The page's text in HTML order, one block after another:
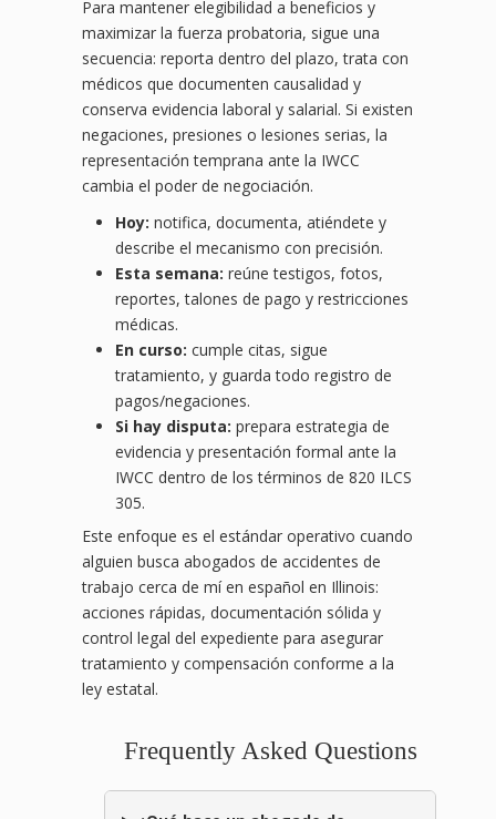
Para mantener elegibilidad a beneficios y
maximizar la fuerza probatoria, sigue una
secuencia: reporta dentro del plazo, trata con
médicos que documenten causalidad y
conserva evidencia laboral y salarial. Si existen
negaciones, presiones o lesiones serias, la
representación temprana ante la IWCC
cambia el poder de negociación.
Hoy: notifica, documenta, atiéndete y
describe el mecanismo con precisión.
Esta semana: reúne testigos, fotos,
reportes, talones de pago y restricciones
médicas.
En curso: cumple citas, sigue
tratamiento, y guarda todo registro de
pagos/negaciones.
Si hay disputa: prepara estrategia de
evidencia y presentación formal ante la
IWCC dentro de los términos de 820 ILCS
305.
Este enfoque es el estándar operativo cuando
alguien busca abogados de accidentes de
trabajo cerca de mí en español en Illinois:
acciones rápidas, documentación sólida y
control legal del expediente para asegurar
tratamiento y compensación conforme a la
ley estatal.
Frequently Asked Questions